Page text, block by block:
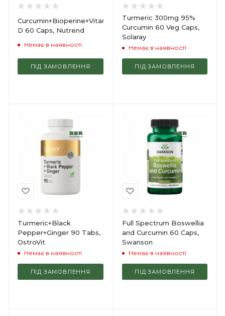
Curcumin+Bioperine+Vitamin
D 60 Caps, Nutrend
Немає в наявності
ПІД ЗАМОВЛЕННЯ
Turmeric 300mg 95%
Curcumin 60 Veg Caps,
Solaray
Немає в наявності
ПІД ЗАМОВЛЕННЯ
Turmeric+Black
Pepper+Ginger 90 Tabs,
OstroVit
Немає в наявності
ПІД ЗАМОВЛЕННЯ
Full Spectrum Boswellia
and Curcumin 60 Caps,
Swanson
Немає в наявності
ПІД ЗАМОВЛЕННЯ